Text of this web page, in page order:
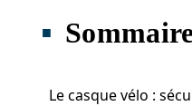
Le casque vélo :